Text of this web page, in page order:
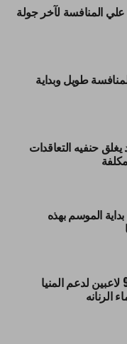
المنافسة لآخر جولة
طويل وبداية
يغلق حنفيه التعاقدات
الموسم بهذه
تقشف في الصفقات 9 لاعبين لدعم المنيا
الرنانه